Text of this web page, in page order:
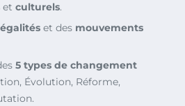
et culturels.
et des mouvements
5 types de changement
Évolution, Réforme,